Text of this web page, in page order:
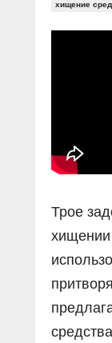
Прямой
В знании
О
хищение
Трое
хищении